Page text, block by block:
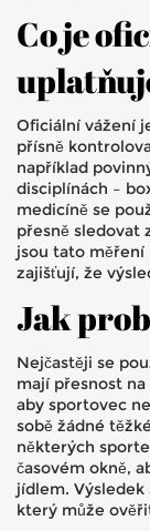
Co je
Oficiální vážení
přísně
například
disciplínách –
medicíně se
přesně sledovat
jsou tato
zajišťují, že
Jak
Nejčastěji se
mají přesnost
aby sportovec
sobě žádné
některých
časovém okně,
jídlem.
který může